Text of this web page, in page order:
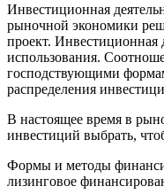
Инвестиционная
рыночной экономики
проект. Инвестиционная
использования.
господствующими
распределения
В настоящее время в
инвестиций выбрать,
Формы и методы
лизинговое